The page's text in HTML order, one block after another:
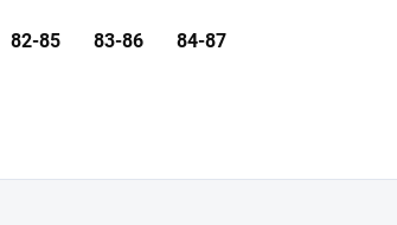
82-85 83-86 84-87